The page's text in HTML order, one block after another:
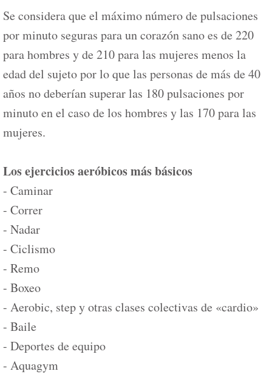
Se considera que el máximo número de pulsaciones
por minuto seguras para un corazón sano es de 220
para hombres y de 210 para las mujeres menos la
edad del sujeto por lo que las personas de más de 40
años no deberían superar las 180 pulsaciones por
minuto en el caso de los hombres y las 170 para las
mujeres.
Los ejercicios aeróbicos más básicos
- Caminar
- Correr
- Nadar
- Ciclismo
- Remo
- Boxeo
- Aerobic, step y otras clases colectivas de «cardio»
- Baile
- Deportes de equipo
- Aquagym